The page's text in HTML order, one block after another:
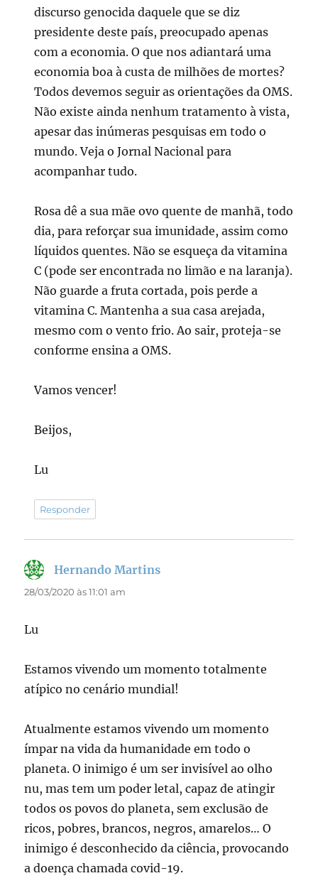
discurso genocida daquele que se diz
presidente deste país, preocupado apenas
com a economia. O que nos adiantará uma
economia boa à custa de milhões de mortes?
Todos devemos seguir as orientações da OMS.
Não existe ainda nenhum tratamento à vista,
apesar das inúmeras pesquisas em todo o
mundo. Veja o Jornal Nacional para
acompanhar tudo.
Rosa dê a sua mãe ovo quente de manhã, todo
dia, para reforçar sua imunidade, assim como
líquidos quentes. Não se esqueça da vitamina
C (pode ser encontrada no limão e na laranja).
Não guarde a fruta cortada, pois perde a
vitamina C. Mantenha a sua casa arejada,
mesmo com o vento frio. Ao sair, proteja-se
conforme ensina a OMS.
Vamos vencer!
Beijos,
Lu
Responder
Hernando Martins
28/03/2020 às 11:01 am
Lu
Estamos vivendo um momento totalmente
atípico no cenário mundial!
Atualmente estamos vivendo um momento
ímpar na vida da humanidade em todo o
planeta. O inimigo é um ser invisível ao olho
nu, mas tem um poder letal, capaz de atingir
todos os povos do planeta, sem exclusão de
ricos, pobres, brancos, negros, amarelos… O
inimigo é desconhecido da ciência, provocando
a doença chamada covid-19.